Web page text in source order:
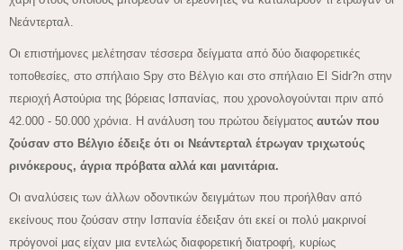
Νεάντερταλ.
Οι επιστήμονες μελέτησαν τέσσερα δείγματα από δύο διαφορετικές
τοποθεσίες, στο σπήλαιο Spy στο Βέλγιο και στο σπήλαιο El Sidr?n στην
περιοχή Αστούρια της βόρειας Ισπανίας, που χρονολογούνται πριν από
42.000 - 50.000 χρόνια. Η ανάλυση του πρώτου δείγματος αυτών που
ζούσαν στο Βέλγιο έδειξε ότι οι Νεάντερταλ έτρωγαν τριχωτούς
ρινόκερους, άγρια πρόβατα αλλά και μανιτάρια.
Οι αναλύσεις των άλλων οδοντικών δειγμάτων που προήλθαν από
εκείνους που ζούσαν στην Ισπανία έδειξαν ότι εκεί οι πολύ μακρινοί
πρόγονοί μας είχαν μια εντελώς διαφορετική διατροφή, κυρίως